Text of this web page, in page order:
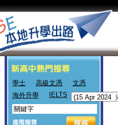
學士 高級文憑
文憑
海外升學
IELTS